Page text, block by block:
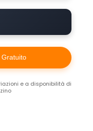
Gratuito
e a disponibilità di